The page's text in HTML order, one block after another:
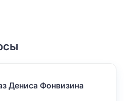
Дениса Фонвизина